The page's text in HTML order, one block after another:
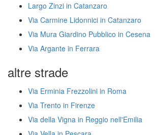
Largo Zinzi in Catanzaro
Via Carmine Lidonnici in Catanzaro
Via Mura Giardino Pubblico in Cesena
Via Argante in Ferrara
altre strade
Via Erminia Frezzolini in Roma
Via Trento in Firenze
Via della Vigna in Reggio nell'Emilia